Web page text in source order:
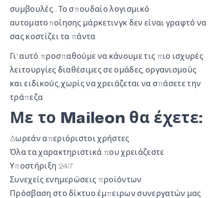
συμβουλές… Το σπουδαίο λογισμικό
αυτοματοποίησης μάρκετινγκ δεν είναι γραφτό να
σας κοστίζει τα πάντα
Γι’ αυτό προσπαθούμε να κάνουμε τις πιο ισχυρές
λειτουργίες διαθέσιμες σε ομάδες, οργανισμούς
και ειδικούς, χωρίς να χρειάζεται να σπάσετε την
τράπεζα.
Με το Maileon θα έχετε:
Δωρεάν απεριόριστοι χρήστες
Όλα τα χαρακτηριστικά που χρειάζεστε
Υποστήριξη 24/7
Συνεχείς ενημερώσεις προϊόντων
Πρόσβαση στο δίκτυο έμπειρων συνεργατών μας